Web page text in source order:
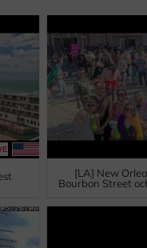
[LA] New
Bourbon Street